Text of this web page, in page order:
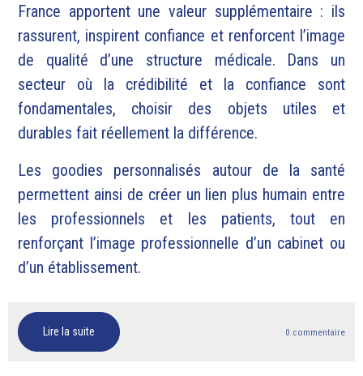
France apportent une valeur supplémentaire : ils
rassurent, inspirent confiance et renforcent l’image
de qualité d’une structure médicale. Dans un
secteur où la crédibilité et la confiance sont
fondamentales, choisir des objets utiles et
durables fait réellement la différence.
Les goodies personnalisés autour de la santé
permettent ainsi de créer un lien plus humain entre
les professionnels et les patients, tout en
renforçant l’image professionnelle d’un cabinet ou
d’un établissement.
Lire la suite 0 commentaire